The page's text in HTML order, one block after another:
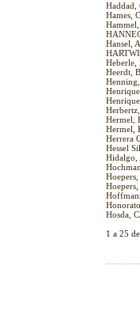
Haddad,
Hames,
Hansel,
Heberle,
Heerdt,
Hermel,
Hermel,
Herrera
Hessel
Hidalgo,
Hosda,
1 a 25